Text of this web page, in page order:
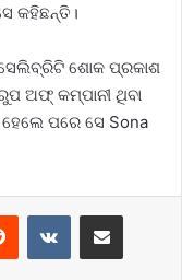
କହିଛନ୍ତି।
ଶୋକ ପ୍ରକାଶ
ଅଫ୍‌ କମ୍ପାନୀ ଥିବା
ପରେ ସେ Sona